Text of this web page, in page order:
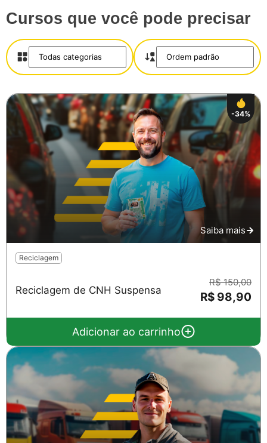
Cursos que você pode precisar
-34%
Saiba mais
Reciclagem
Reciclagem de CNH Suspensa
R$ 150,00
R$ 98,90
Adicionar ao carrinho